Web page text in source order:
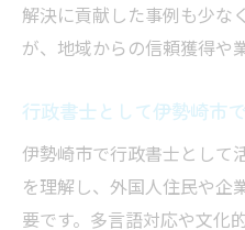
解決に貢献した事例も少な
が、地域からの信頼獲得や
行政書士として伊勢崎市
伊勢崎市で行政書士として
を理解し、外国人住民や企
要です。多言語対応や文化